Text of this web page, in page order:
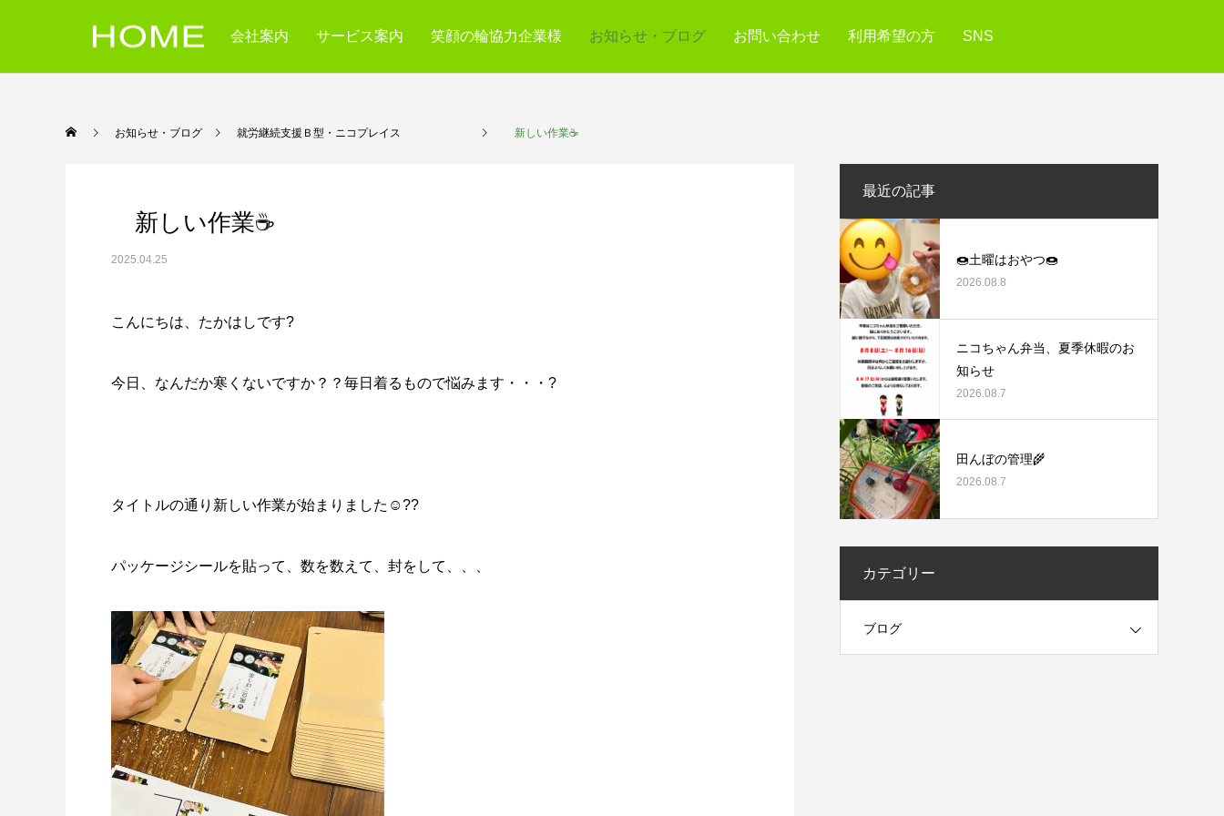
会社案内 サービス案内 笑顔の輪協力企業様 お知らせ・ブログ お問い合わせ 利用希望の方 SNS
お知らせ・ブログ 就労継続支援Ｂ型・ニコプレイス 新しい作業☕
新しい作業☕
2025.04.25
こんにちは、たかはしです?
今日、なんだか寒くないですか？？毎日着るもので悩みます・・・?
タイトルの通り新しい作業が始まりました☺️??
パッケージシールを貼って、数を数えて、封をして、、、
最近の記事
🍩土曜はおやつ🍩
2026.08.8
ニコちゃん弁当、夏季休暇のお
知らせ
2026.08.7
田んぼの管理🌾
2026.08.7
カテゴリー
ブログ